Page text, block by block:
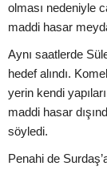
olması nedeniyle
maddi hasar
Aynı saatlerde
hedef alındı.
yerin kendi
maddi hasar
söyledi.
Penahi de